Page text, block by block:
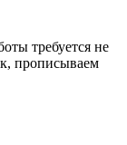
требуется не
прописываем